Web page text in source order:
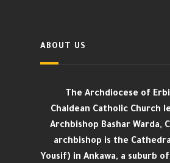
ABOUT US
The Archdiocese of
Chaldean Catholic Church
Archbishop Bashar Warda,
archbishop is the
Yousif) in Ankawa, a suburb